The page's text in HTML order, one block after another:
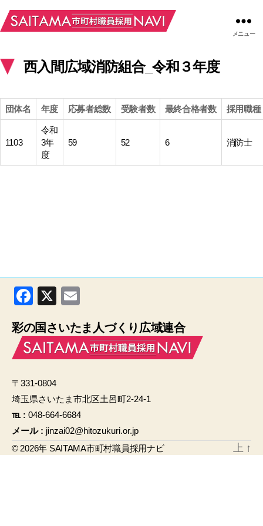
メニュー
西入間広域消防組合_令和３年度
団体名 年度 応募者総数 受験者数 最終合格者数 採用職種
1103
令和
3年
度
59 52 6 消防士
F
c
e
o
o
k
X
ail
彩の国さいたま人づくり広域連合
〒331-0804
埼玉県さいたま市北区土呂町2-24-1
℡ : 048-664-6684
メール : jinzai02@hitozukuri.or.jp
© 2026年 SAITAMA市町村職員採用ナビ 上 ↑